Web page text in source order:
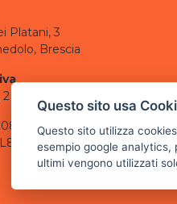
Platani, 3
Brescia
- 25082 Botticino, BS
Questo sito usa
Questo sito utilizza
esempio google analytics,
ultimi vengono utilizzati